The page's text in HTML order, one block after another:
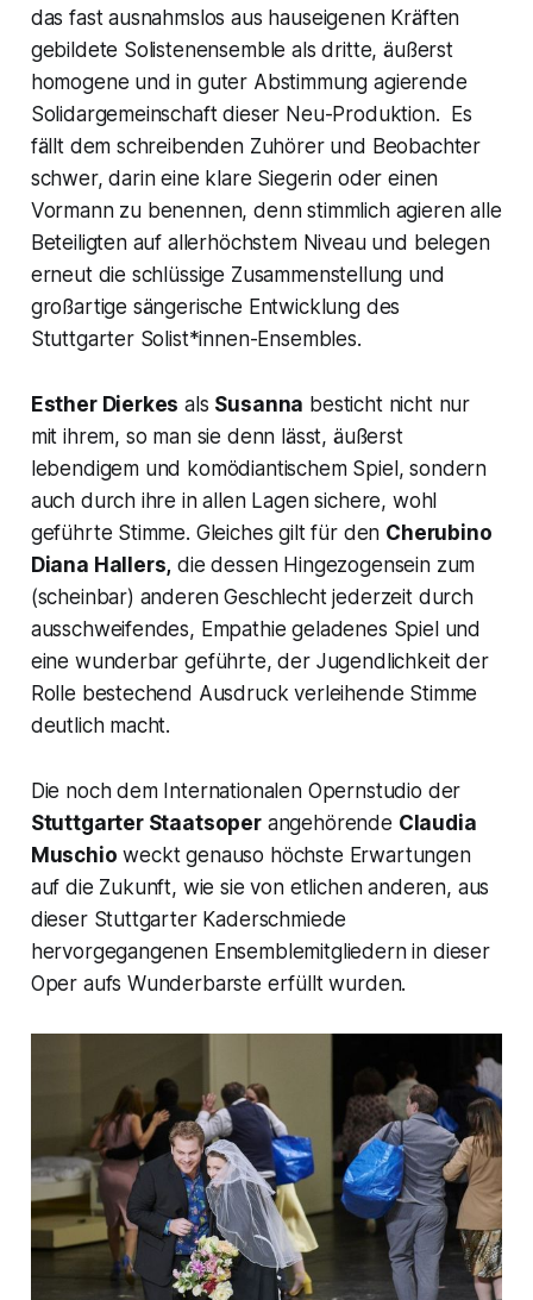
das fast ausnahmslos aus hauseigenen Kräften
gebildete Solistenensemble als dritte, äußerst
homogene und in guter Abstimmung agierende
Solidargemeinschaft dieser Neu-Produktion. Es
fällt dem schreibenden Zuhörer und Beobachter
schwer, darin eine klare Siegerin oder einen
Vormann zu benennen, denn stimmlich agieren alle
Beteiligten auf allerhöchstem Niveau und belegen
erneut die schlüssige Zusammenstellung und
großartige sängerische Entwicklung des
Stuttgarter Solist*innen-Ensembles.
Esther Dierkes als Susanna besticht nicht nur
mit ihrem, so man sie denn lässt, äußerst
lebendigem und komödiantischem Spiel, sondern
auch durch ihre in allen Lagen sichere, wohl
geführte Stimme. Gleiches gilt für den Cherubino
Diana Hallers, die dessen Hingezogensein zum
(scheinbar) anderen Geschlecht jederzeit durch
ausschweifendes, Empathie geladenes Spiel und
eine wunderbar geführte, der Jugendlichkeit der
Rolle bestechend Ausdruck verleihende Stimme
deutlich macht.
Die noch dem Internationalen Opernstudio der
Stuttgarter Staatsoperangehörende Claudia
Muschio weckt genauso höchste Erwartungen
auf die Zukunft, wie sie von etlichen anderen, aus
dieser Stuttgarter Kaderschmiede
hervorgegangenen Ensemblemitgliedern in dieser
Oper aufs Wunderbarste erfüllt wurden.